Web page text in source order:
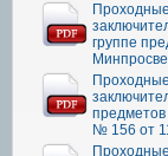
группе
№ 156 от